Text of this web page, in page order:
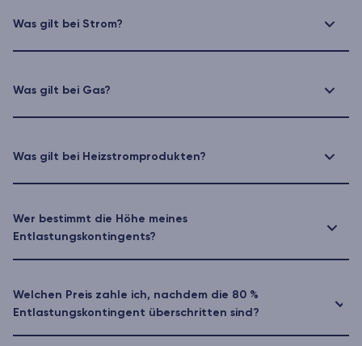
Was gilt bei Strom?
Was gilt bei Gas?
Was gilt bei Heizstromprodukten?
Wer bestimmt die Höhe meines
Entlastungskontingents?
Welchen Preis zahle ich, nachdem die 80 %
Entlastungskontingent überschritten sind?